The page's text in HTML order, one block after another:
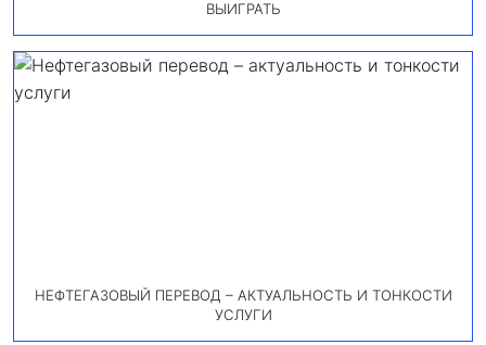
ВЫИГРАТЬ
НЕФТЕГАЗОВЫЙ ПЕРЕВОД – АКТУАЛЬНОСТЬ И ТОНКОСТИ
УСЛУГИ